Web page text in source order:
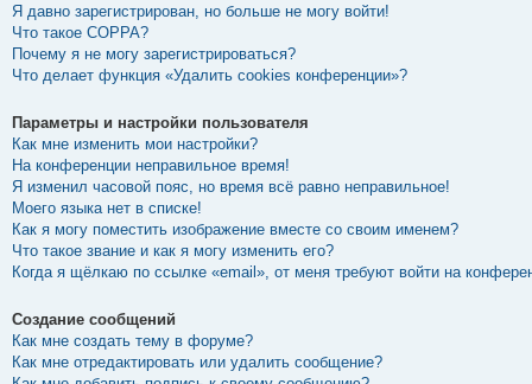
Я давно зарегистрирован, но больше не могу войти!
Что такое COPPA?
Почему я не могу зарегистрироваться?
Что делает функция «Удалить cookies конференции»?
Параметры и настройки пользователя
Как мне изменить мои настройки?
На конференции неправильное время!
Я изменил часовой пояс, но время всё равно неправильное!
Моего языка нет в списке!
Как я могу поместить изображение вместе со своим именем?
Что такое звание и как я могу изменить его?
Когда я щёлкаю по ссылке «email», от меня требуют войти на
Создание сообщений
Как мне создать тему в форуме?
Как мне отредактировать или удалить сообщение?